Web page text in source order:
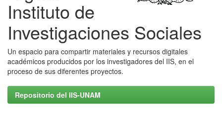
Instituto de
Investigaciones Sociales
Un espacio para compartir materiales y recursos digitales
académicos producidos por los investigadores del IIS, en el
proceso de sus diferentes proyectos.
Repositorio del IIS-UNAM